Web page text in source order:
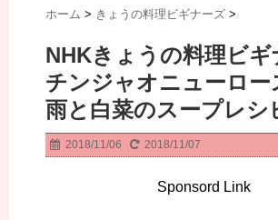
ホーム > きょうの料理ビギナーズ >
NHKきょうの料理ビギ
チンジャオニューロー
雨と白菜のスープレシ
2018/11/06 2018/11/07
Sponsord Link